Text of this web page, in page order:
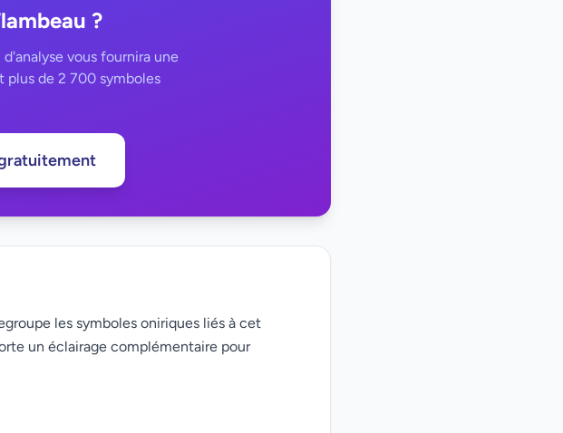
?
vous fournira une
plus de 2 700 symboles
les symboles oniriques liés à cet
un éclairage complémentaire pour